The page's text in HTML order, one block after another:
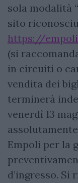
sola modalità
sito
https://
(si
in circuiti o
vendita dei
terminerà
venerdì 13
Empoli per la
d’ingresso.